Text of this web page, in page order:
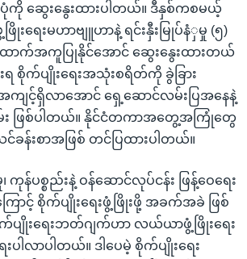
ကို ဆွေးနွေးထားပါတယ်။ ဒီနှစ်ကစမယ့်
ြိုးရေးမဟာဗျူဟာနဲ့ ရင်းနှီးမြုပ်နံှမှု (၅)
ာက်အကူပြုနိုင်အောင် ဆွေးနွေးထားတယ်
စိုက်ပျိုးရေးအသုံးစရိတ်ကို ခွဲခြား
ျင့်ရှိလာအောင် ရှေ့ဆောင်လမ်းပြအနေနဲ့
ဖြစ်ပါတယ်။ နိုင်ငံတကာအတွေ့အကြုံတွေ
န်းစာအဖြစ် တင်ပြထားပါတယ်။
န်ပစ္စည်းနဲ့ ဝန်ဆောင်လုပ်ငန်း ဖြန့်ဝေရေး
ောင့် စိုက်ပျိုးရေးဖွံ့ဖြိုးဖို့ အခက်အခဲ ဖြစ်
ပျိုးရေးဘတ်ဂျက်ဟာ လယ်ယာဖွံ့ဖြိုးရေး
လာပါတယ်။ ဒါပေမဲ့ စိုက်ပျိုးရေး